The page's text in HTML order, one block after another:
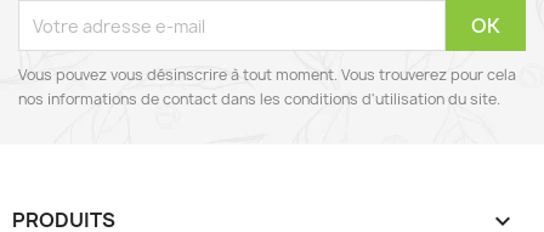
Vous pouvez vous désinscrire à tout moment. Vous trouverez pour cela
nos informations de contact dans les conditions d'utilisation du site.
PRODUITS 